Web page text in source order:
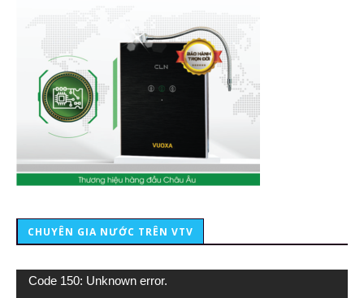
CHUYÊN GIA NƯỚC TRÊN VTV
Trình
Code 150: Unknown error.